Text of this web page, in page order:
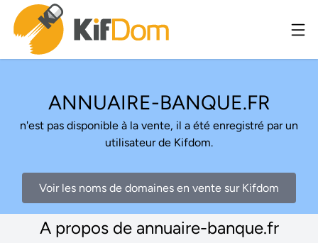
ANNUAIRE-BANQUE.FR
n'est pas disponible à la vente, il a été enregistré par un
utilisateur de Kifdom.
Voir les noms de domaines en vente sur Kifdom
A propos de annuaire-banque.fr